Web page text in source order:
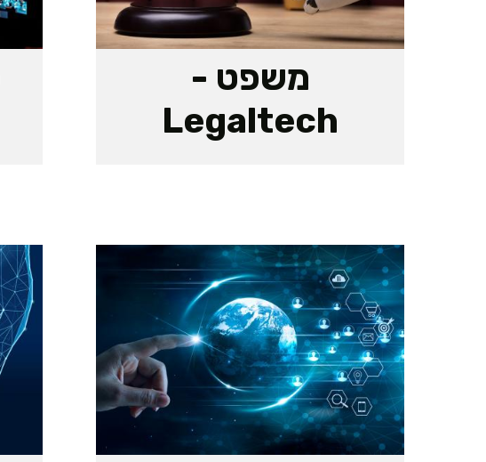
משפט -
Legaltech